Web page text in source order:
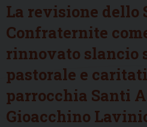
La revisione dello
Confraternite
rinnovato slancio
pastorale e
parrocchia Santi
Gioacchino